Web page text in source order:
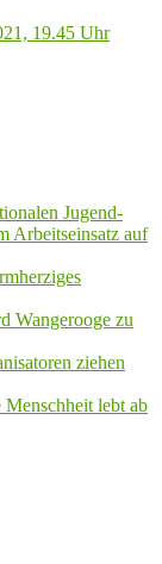
19.45 Uhr
Jugend-
Arbeitseinsatz auf
Wangerooge zu
ziehen
Menschheit lebt ab